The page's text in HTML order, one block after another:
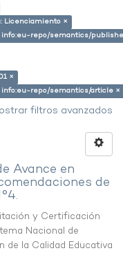
Licenciamiento ×
repo/semantics/
×
repo/semantics/article ×
filtros avanzados
Avance en
de
y Certificación
Nacional de
de la Calidad Educativa